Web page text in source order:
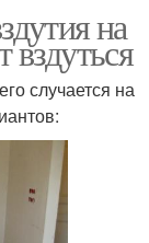
на
случается на